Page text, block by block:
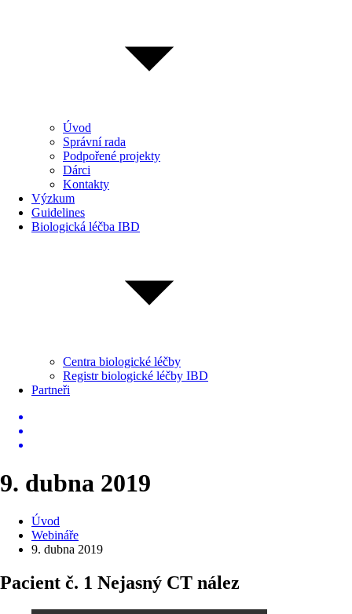
Úvod
Správní rada
Podpořené projekty
Dárci
Kontakty
Výzkum
Guidelines
Biologická léčba IBD
Centra biologické léčby
Registr biologické léčby IBD
Partneři
9. dubna 2019
Úvod
Webináře
9. dubna 2019
Pacient č. 1 Nejasný CT nález